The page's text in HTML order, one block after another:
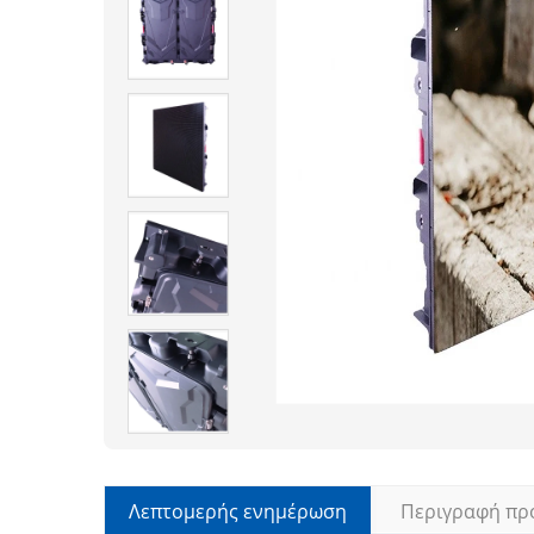
Λεπτομερής ενημέρωση Περιγραφή